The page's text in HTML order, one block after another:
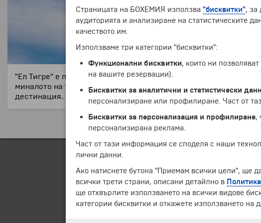
"Ел Тигре" е предградие на Буенос Айрес, развито върху
миналото на това място. Антикварни магазини, крайбрежни
дестинация.
Страницата на БОХЕМИЯ използва "бисквитки", за
аудиторията и анализиране на статистическите
качеството им.
Използваме три категории "бисквитки":
Функционални бисквитки, които ни
на вашите резервации).
Бисквитки за аналитични и статистически
персонализиране или профилиране. Част от
Бисквитки за персонализация и профилиране,
персонализирана реклама.
Част от тази информация се споделя с наши
лични данни.
Ако натиснете бутона "Приемам всички цели", ще
всички трети страни, описани детайлно в
ще отхвърлите използването на всички видове
категории бисквитки и откажете използването